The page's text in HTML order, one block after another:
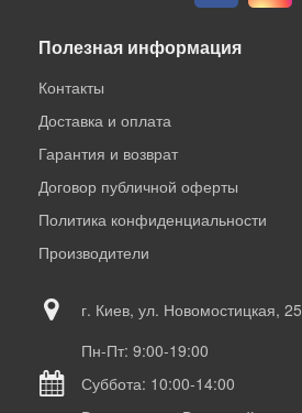
Полезная информация
Контакты
Доставка и оплата
Гарантия и возврат
Договор публичной оферты
Политика конфиденциальности
Производители
г. Киев, ул. Новомостицкая, 25
Пн-Пт: 9:00-19:00
Суббота: 10:00-14:00